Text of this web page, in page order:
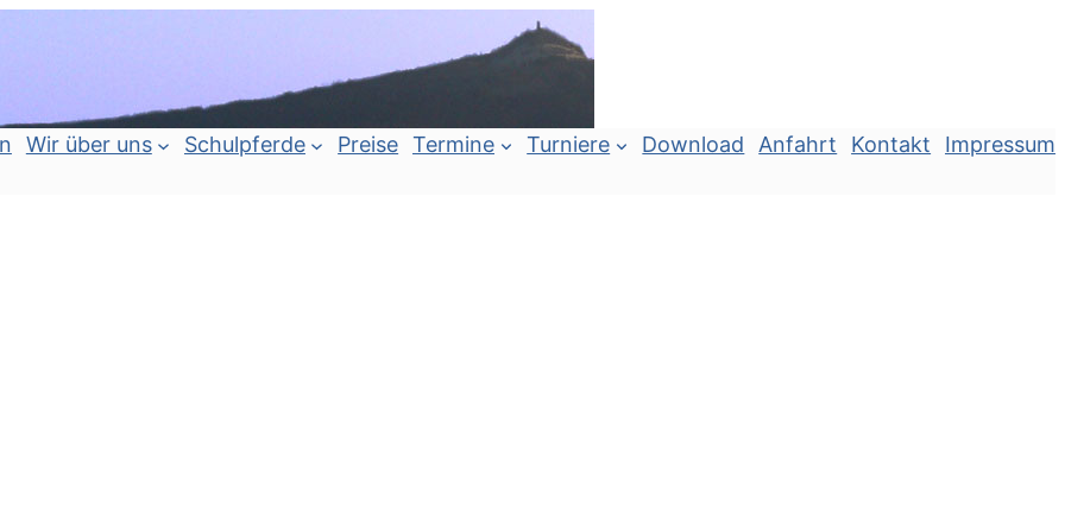
Wir über uns Schulpferde Preise Termine Turniere Download Anfahrt Kontakt
Impressum